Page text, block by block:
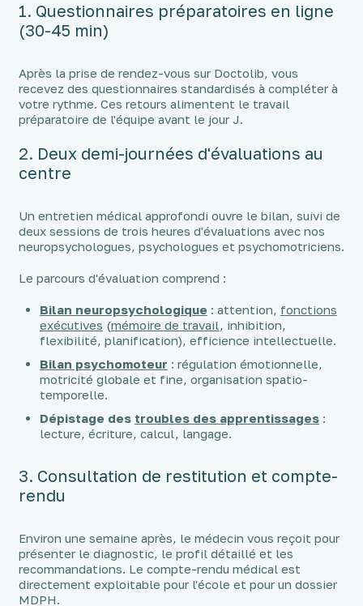
1. Questionnaires préparatoires en ligne
(30-45 min)
Après la prise de rendez-vous sur Doctolib, vous
recevez des questionnaires standardisés à compléter à
votre rythme. Ces retours alimentent le travail
préparatoire de l'équipe avant le jour J.
2. Deux demi-journées d'évaluations au
centre
Un entretien médical approfondi ouvre le bilan, suivi de
deux sessions de trois heures d'évaluations avec nos
neuropsychologues, psychologues et psychomotriciens.
Le parcours d'évaluation comprend :
Bilan neuropsychologique : attention, fonctions
exécutives (mémoire de travail, inhibition,
flexibilité, planification), efficience intellectuelle.
Bilan psychomoteur : régulation émotionnelle,
motricité globale et fine, organisation spatio-
temporelle.
Dépistage des troubles des apprentissages:
lecture, écriture, calcul, langage.
3. Consultation de restitution et compte-
rendu
Environ une semaine après, le médecin vous reçoit pour
présenter le diagnostic, le profil détaillé et les
recommandations. Le compte-rendu médical est
directement exploitable pour l'école et pour un dossier
MDPH.